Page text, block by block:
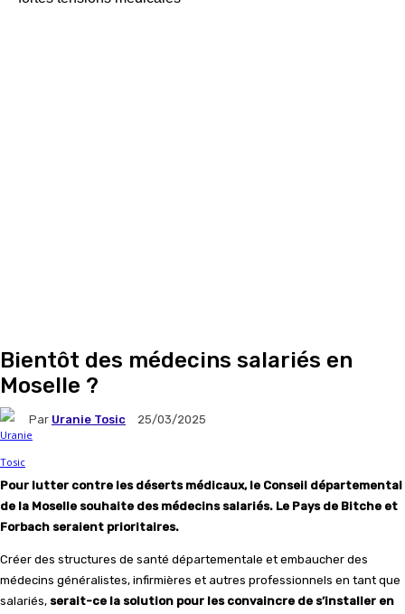
Bientôt des médecins salariés en
Moselle ?
Par Uranie Tosic 25/03/2025
Pour lutter contre les déserts médicaux, le Conseil départemental
de la Moselle souhaite des médecins salariés. Le Pays de Bitche et
Forbach seraient prioritaires.
Créer des structures de santé départementale et embaucher des
médecins généralistes, infirmières et autres professionnels en tant que
salariés, serait-ce la solution pour les convaincre de s’installer en